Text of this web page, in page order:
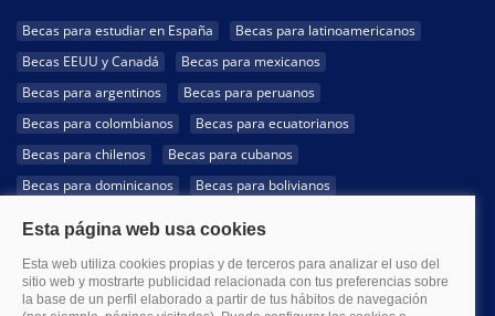
Becas para estudiar en España
Becas para latinoamericanos
Becas EEUU y Canadá
Becas para mexicanos
Becas para argentinos
Becas para peruanos
Becas para colombianos
Becas para ecuatorianos
Becas para chilenos
Becas para cubanos
Becas para dominicanos
Becas para bolivianos
Becas para hondureños
Becas para paraguayos
Becas para uruguayos
Becas para salvadoreños